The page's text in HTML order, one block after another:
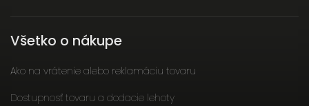
Všetko o nákupe
Ako na vrátenie alebo reklamáciu tovaru
Dostupnosť tovaru a dodacie lehoty